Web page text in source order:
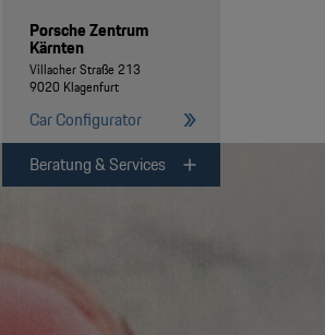
Porsche Zentrum
Kärnten
Villacher Straße 213
9020 Klagenfurt
Car Configurator
Beratung & Services